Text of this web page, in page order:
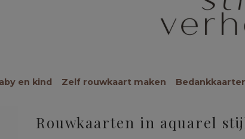
en kind Zelf rouwkaart maken
Rouwkaarten in aquarel